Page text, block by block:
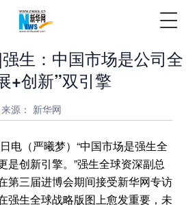
生：中国市场是公司全
+创新”双引擎
来源： 新华网
（严曦梦）“中国市场是强生全
是创新引擎。”强生全球资深副总
第三届进博会期间接受新华网专访
强生全球战略版图上愈发重要，未